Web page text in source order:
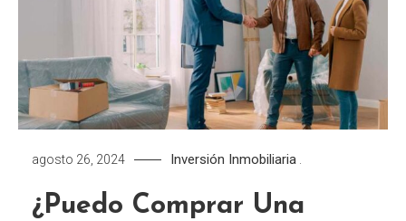
agosto 26, 2024 Inversión Inmobiliaria
¿Puedo Comprar Una